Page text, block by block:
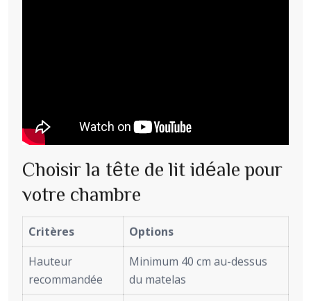
Choisir la tête de lit idéale pour
votre chambre
Critères
Options
Hauteur
recommandée
Minimum 40 cm au-dessus
du matelas